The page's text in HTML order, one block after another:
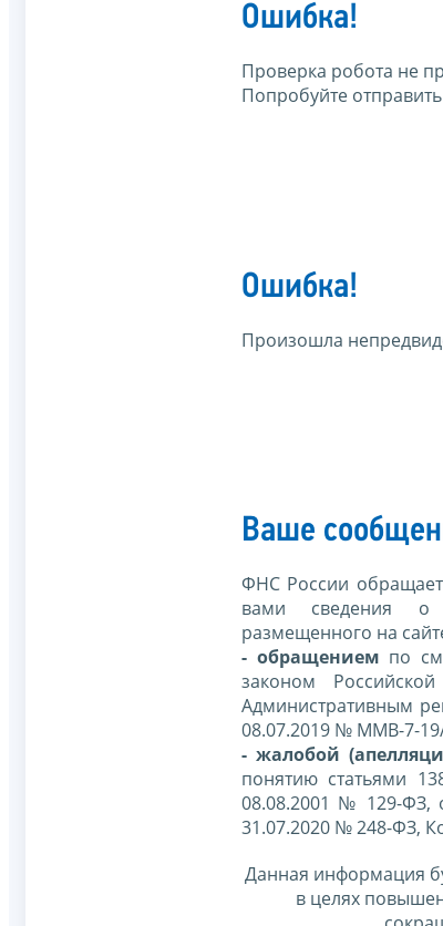
Ошибка!
Проверка робота не
Попробуйте
Ошибка!
Произошла
Ваше
ФНС России
вами сведения о
размещенного на
- обращением по
законом
Административным
08.07.2019 № ММВ-7-
- жалобой
понятию статьями
08.08.2001 № 129-ФЗ,
31.07.2020 № 248-ФЗ,
Данная информация
в целях